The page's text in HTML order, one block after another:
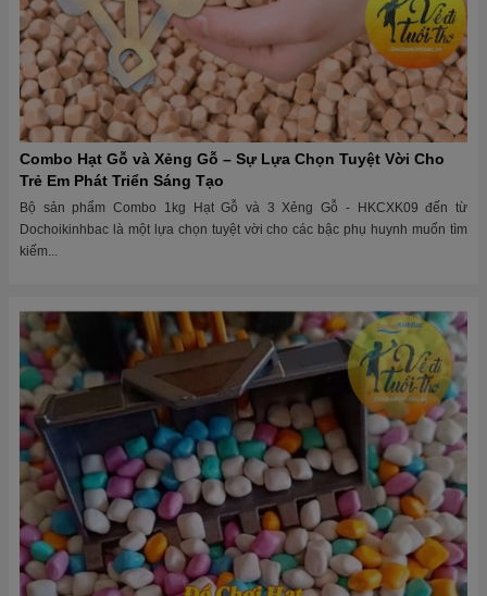
Combo Hạt Gỗ và Xẻng Gỗ – Sự Lựa Chọn Tuyệt Vời Cho
Trẻ Em Phát Triển Sáng Tạo
Bộ sản phẩm Combo 1kg Hạt Gỗ và 3 Xẻng Gỗ - HKCXK09 đến từ
Dochoikinhbac là một lựa chọn tuyệt vời cho các bậc phụ huynh muốn tìm
kiếm...